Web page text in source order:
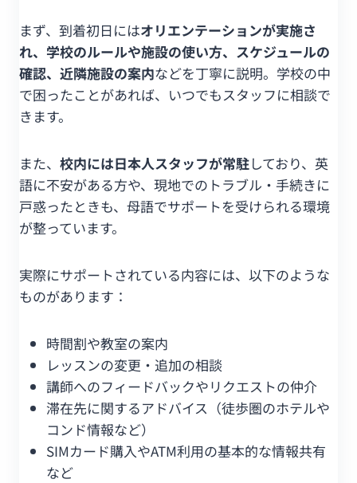
まず、到着初日にはオリエンテーションが実施さ
れ、学校のルールや施設の使い方、スケジュールの
確認、近隣施設の案内などを丁寧に説明。学校の中
で困ったことがあれば、いつでもスタッフに相談で
きます。
また、 校内には日本人スタッフが常駐しており、英
語に不安がある方や、現地でのトラブル・手続きに
戸惑ったときも、母語でサポートを受けられる環境
が整っています。
実際にサポートされている内容には、以下のような
ものがあります：
時間割や教室の案内
レッスンの変更・追加の相談
講師へのフィードバックやリクエストの仲介
滞在先に関するアドバイス（徒歩圏のホテルや
コンド情報など）
SIMカード購入やATM利用の基本的な情報共有
など